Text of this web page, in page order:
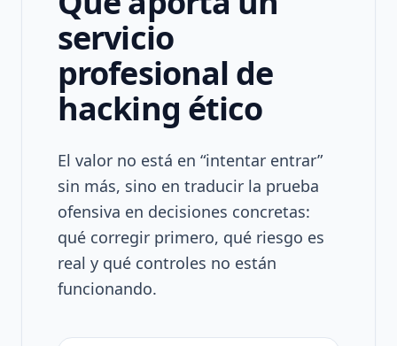
servicio
profesional de
hacking ético
El valor no está en “intentar entrar”
sin más, sino en traducir la prueba
ofensiva en decisiones concretas:
qué corregir primero, qué riesgo es
real y qué controles no están
funcionando.